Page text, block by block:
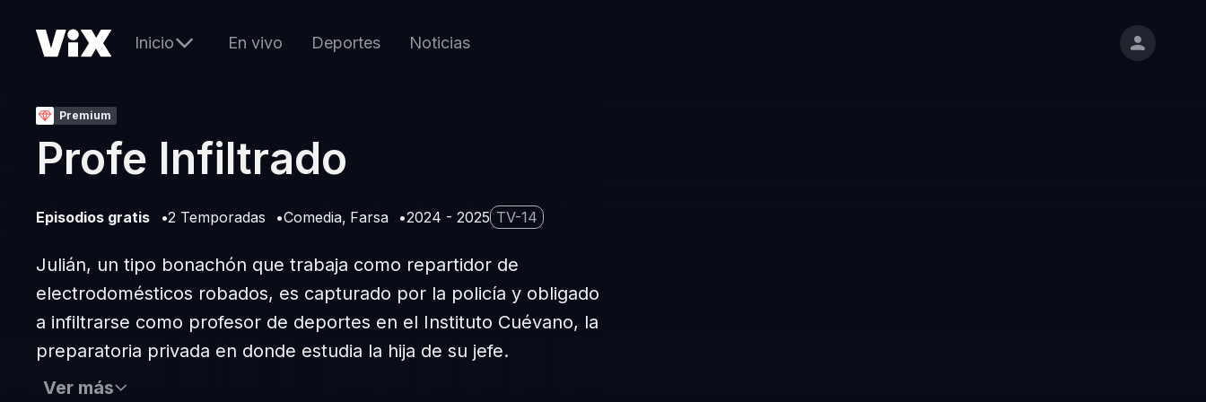
Inicio En vivo Deportes Noticias
Premium
Profe Infiltrado
Episodios gratis 2 Temporadas Comedia Farsa 2024 - 2025 TV-14
Julián, un tipo bonachón que trabaja como repartidor de
electrodomésticos robados, es capturado por la policía y obligado
a infiltrarse como profesor de deportes en el Instituto Cuévano, la
preparatoria privada en donde estudia la hija de su jefe.
Ver más